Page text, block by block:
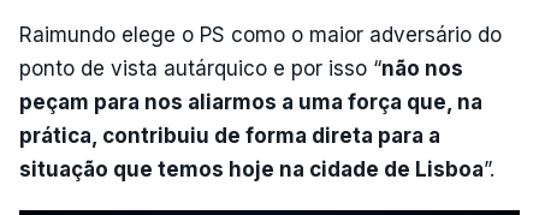
Raimundo elege o PS como o maior adversário do
ponto de vista autárquico e por isso “não nos
peçam para nos aliarmos a uma força que, na
prática, contribuiu de forma direta para a
situação que temos hoje na cidade de Lisboa”.